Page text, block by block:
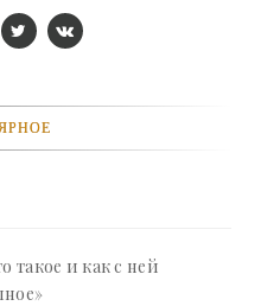
такое и как с ней